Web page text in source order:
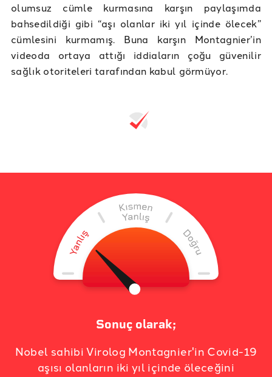
olumsuz cümle kurmasına karşın paylaşımda
bahsedildiği gibi “aşı olanlar iki yıl içinde ölecek”
cümlesini kurmamış. Buna karşın Montagnier’in
videoda ortaya attığı iddiaların çoğu güvenilir
sağlık otoriteleri tarafından kabul görmüyor.
Sonuç olarak;
Nobel sahibi Virolog Montagnier'in Covid-19
aşısı olanların iki yıl içinde öleceğini